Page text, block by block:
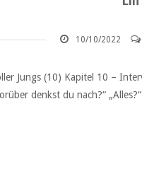
10/10/2022
Jungs (10) Kapitel 10 –
denkst du nach?“